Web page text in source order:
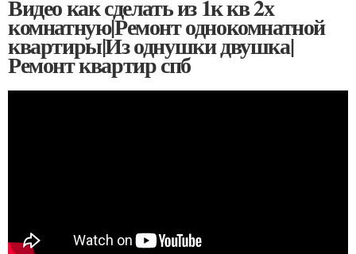
Видео как сделать из 1к кв 2х
комнатную|Ремонт однокомнатной
квартиры|Из однушки двушка|
Ремонт квартир спб